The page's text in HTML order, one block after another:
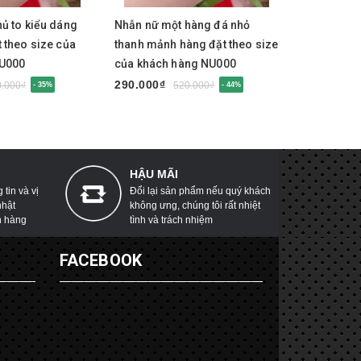
to kiểu dáng
theo size của
- 35%
Nhẫn nữ một hàng đá nhỏ
thanh mảnh hàng đặt theo size
của khách hàng NU000
290.000₫
520.000₫ - 44%
tin và vị
hàng
HẬU MÃI
Đổi lại sản phẩm nếu quý khách
không ưng, chúng tôi rất nhiệt
tình và trách nhiệm
FACEBOOK